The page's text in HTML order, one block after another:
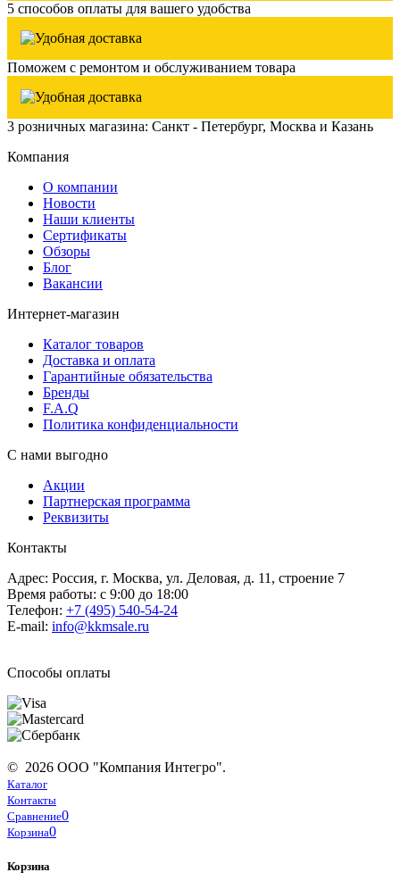
5 способов оплаты для вашего удобства
Поможем с ремонтом и обслуживанием товара
3 розничных магазина: Санкт - Петербург, Москва и Казань
Компания
О компании
Новости
Наши клиенты
Сертификаты
Обзоры
Блог
Вакансии
Интернет-магазин
Каталог товаров
Доставка и оплата
Гарантийные обязательства
Бренды
F.A.Q
Политика конфиденциальности
С нами выгодно
Акции
Партнерская программа
Реквизиты
Контакты
Адрес: Россия, г. Москва, ул. Деловая, д. 11, строение 7
Время работы: с 9:00 до 18:00
Телефон: +7 (495) 540-54-24
E-mail: info@kkmsale.ru
Способы оплаты
© 2026 ООО "Компания Интегро".
Каталог
Контакты
Сравнение0
Корзина0
Корзина